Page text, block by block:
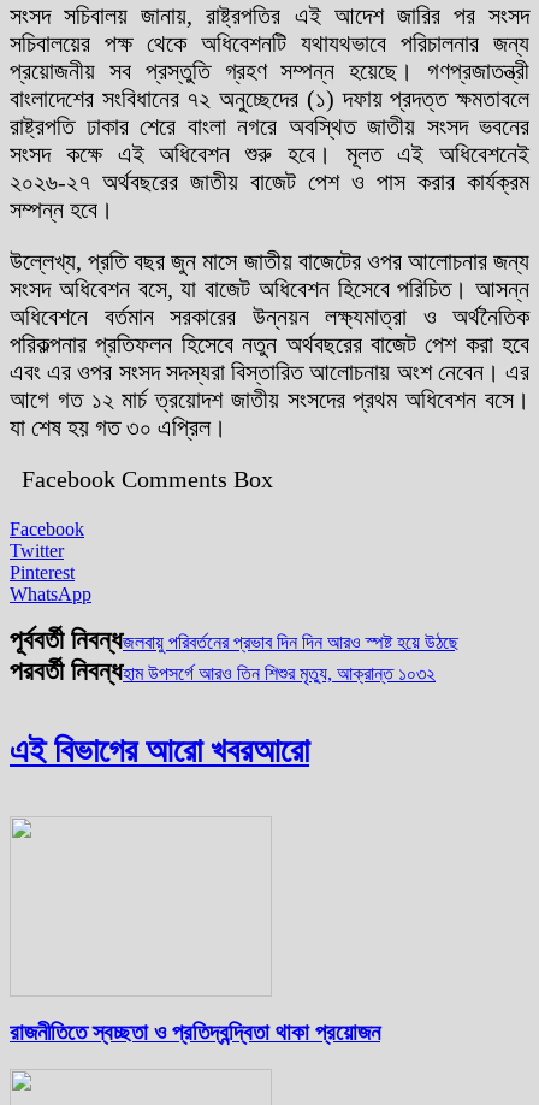
সংসদ সচিবালয় জানায়, রাষ্ট্রপতির এই আদেশ জারির পর সংসদ
সচিবালয়ের পক্ষ থেকে অধিবেশনটি যথাযথভাবে পরিচালনার জন্য
প্রয়োজনীয় সব প্রস্তুতি গ্রহণ সম্পন্ন হয়েছে। গণপ্রজাতন্ত্রী
বাংলাদেশের সংবিধানের ৭২ অনুচ্ছেদের (১) দফায় প্রদত্ত ক্ষমতাবলে
রাষ্ট্রপতি ঢাকার শেরে বাংলা নগরে অবস্থিত জাতীয় সংসদ ভবনের
সংসদ কক্ষে এই অধিবেশন শুরু হবে। মূলত এই অধিবেশনেই
২০২৬-২৭ অর্থবছরের জাতীয় বাজেট পেশ ও পাস করার কার্যক্রম
সম্পন্ন হবে।
উল্লেখ্য, প্রতি বছর জুন মাসে জাতীয় বাজেটের ওপর আলোচনার জন্য
সংসদ অধিবেশন বসে, যা বাজেট অধিবেশন হিসেবে পরিচিত। আসন্ন
অধিবেশনে বর্তমান সরকারের উন্নয়ন লক্ষ্যমাত্রা ও অর্থনৈতিক
পরিকল্পনার প্রতিফলন হিসেবে নতুন অর্থবছরের বাজেট পেশ করা হবে
এবং এর ওপর সংসদ সদস্যরা বিস্তারিত আলোচনায় অংশ নেবেন। এর
আগে গত ১২ মার্চ ত্রয়োদশ জাতীয় সংসদের প্রথম অধিবেশন বসে।
যা শেষ হয় গত ৩০ এপ্রিল।
Facebook Comments Box
Facebook
Twitter
Pinterest
WhatsApp
পূর্ববর্তী নিবন্ধজলবায়ু পরিবর্তনের প্রভাব দিন দিন আরও স্পষ্ট হয়ে উঠছে
পরবর্তী নিবন্ধহাম উপসর্গে আরও তিন শিশুর মৃত্যু, আক্রান্ত ১০৩২
এই বিভাগের আরো খবরআরো
রাজনীতিতে স্বচ্ছতা ও প্রতিদ্বন্দ্বিতা থাকা প্রয়োজন